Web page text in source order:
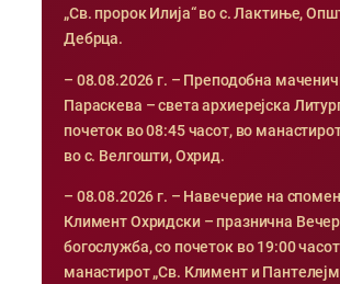
„Св. пророк Илија“ во с. Лактиње,
Дебрца.
– 08.08.2026 г. – Преподобна
Параскева – света архиерејска
почеток во 08:45 часот, во
во с. Велгошти, Охрид.
– 08.08.2026 г. – Навечерие на
Климент Охридски – празнична
богослужба, со почеток во 19:00
манастирот „Св. Климент и